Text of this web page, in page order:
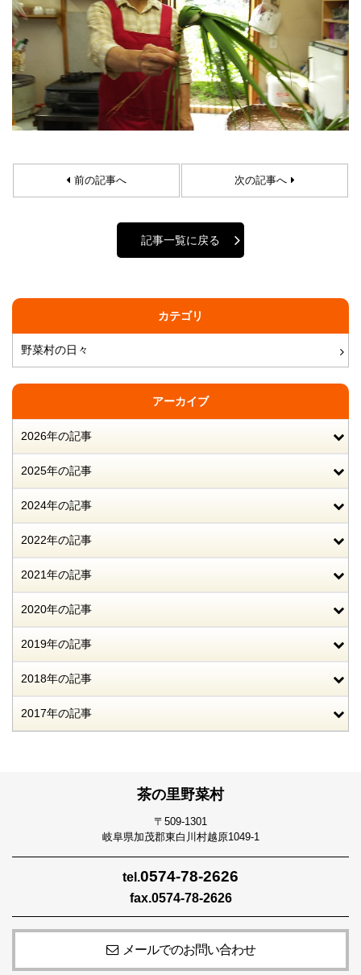
前の記事へ 次の記事へ
記事一覧に戻る
カテゴリ
野菜村の日々
アーカイブ
2026年の記事
2025年の記事
2024年の記事
2022年の記事
2021年の記事
2020年の記事
2019年の記事
2018年の記事
2017年の記事
茶の里野菜村
〒509-1301
岐阜県加茂郡東白川村越原1049-1
tel.0574-78-2626
fax.0574-78-2626
メールでのお問い合わせ